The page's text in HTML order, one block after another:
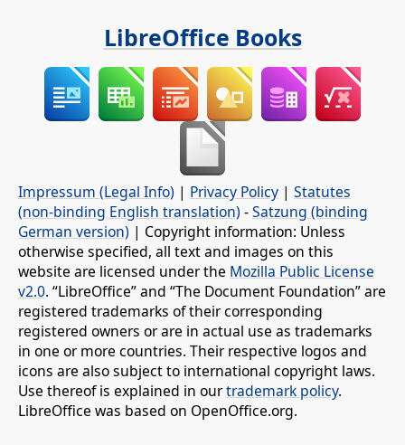
LibreOffice Books
Impressum (Legal Info) | Privacy Policy | Statutes
(non-binding English translation) -Satzung (binding
German version) | Copyright information: Unless
otherwise specified, all text and images on this
website are licensed under the Mozilla Public License
v2.0. “LibreOffice” and “The Document Foundation” are
registered trademarks of their corresponding
registered owners or are in actual use as trademarks
in one or more countries. Their respective logos and
icons are also subject to international copyright laws.
Use thereof is explained in ourtrademark policy.
LibreOffice was based on OpenOffice.org.